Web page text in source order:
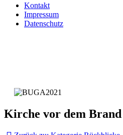
Kontakt
Impressum
Datenschutz
Kirche vor dem Brand